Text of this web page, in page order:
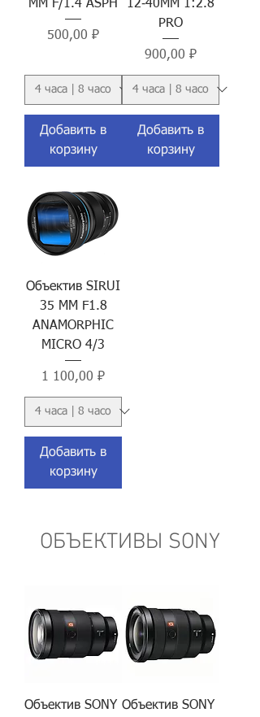
MM F/1.4 ASPH
Цена
500,00 ₽
Добавить в
корзину
12‑40MM 1:2.8
PRO
Цена
900,00 ₽
Добавить в
корзину
Объектив SIRUI
35 MM F1.8
ANAMORPHIC
MICRO 4/3
Цена
1 100,00 ₽
Добавить в
корзину
ОБЪЕКТИВЫ SONY
Объектив SONY Объектив SONY